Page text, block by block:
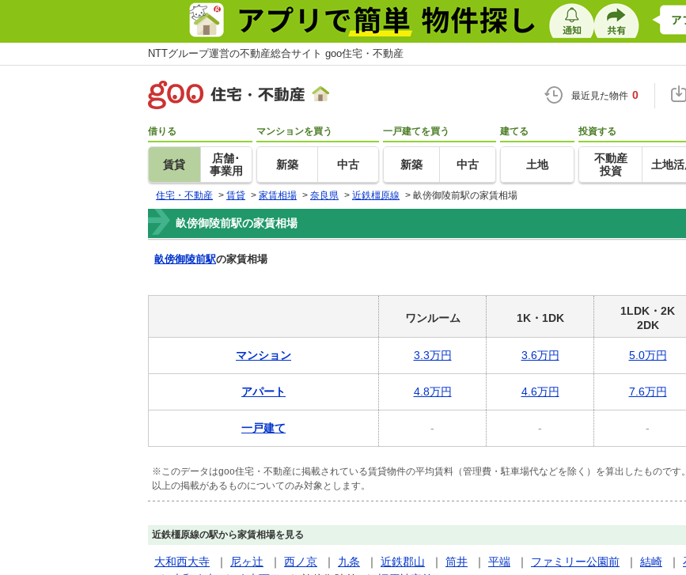
NTTグループ運営の不動産総合サイト goo住宅・不動産
最近見た物件 0
借りる
賃貸
店舗･
事業用
マンションを買う
新築 中古
一戸建てを買う
新築 中古
建てる
土地
投資する
不動産
投資
土地活
住宅・不動産 > 賃貸 > 家賃相場 > 奈良県 > 近鉄橿原線 > 畝傍御陵前駅の家賃相場
畝傍御陵前駅の家賃相場
畝傍御陵前駅の家賃相場
ワンルーム 1K・1DK
1LDK・2K
2DK
マンション 3.3万円 3.6万円 5.0万円
アパート 4.8万円 4.6万円 7.6万円
一戸建て - - -
※このデータはgoo住宅・不動産に掲載されている賃貸物件の平均賃料（管理費・駐車場代などを除く）を算出したもので
以上の掲載があるものについてのみ対象とします。
近鉄橿原線の駅から家賃相場を見る
大和西大寺 ｜ 尼ヶ辻 ｜ 西ノ京 ｜ 九条 ｜ 近鉄郡山 ｜ 筒井 ｜ 平端 ｜ ファミリー公園前 ｜ 結崎 ｜